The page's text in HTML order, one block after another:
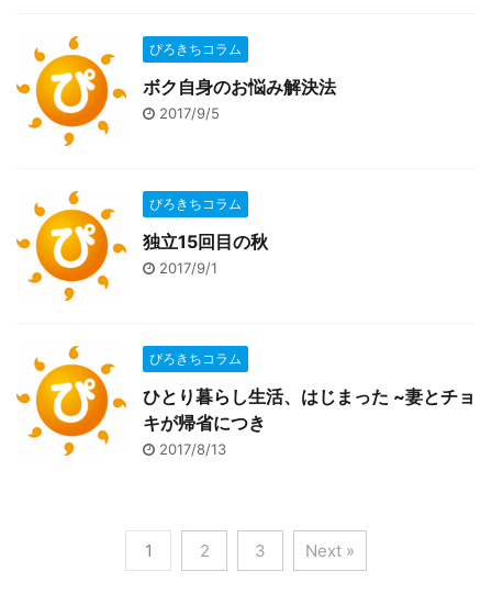
ぴろきちコラム
ボク自身のお悩み解決法
2017/9/5
ぴろきちコラム
独立15回目の秋
2017/9/1
ぴろきちコラム
ひとり暮らし生活、はじまった ~妻とチョ
キが帰省につき
2017/8/13
1 2 3 Next »